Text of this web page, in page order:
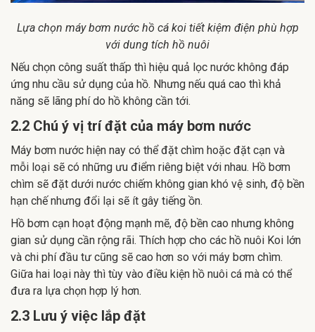
Lựa chọn máy bơm nước hồ cá koi tiết kiệm điện phù hợp
với dung tích hồ nuôi
Nếu chọn công suất thấp thì hiệu quả lọc nước không đáp
ứng nhu cầu sử dụng của hồ. Nhưng nếu quá cao thì khả
năng sẽ lãng phí do hồ không cần tới.
2.2 Chú ý vị trí đặt của máy bơm nước
Máy bơm nước hiện nay có thể đặt chìm hoặc đặt cạn và
mỗi loại sẽ có những ưu điểm riêng biệt với nhau. Hồ bơm
chìm sẽ đặt dưới nước chiếm không gian khó vệ sinh, độ bền
hạn chế nhưng đổi lại sẽ ít gây tiếng ồn.
Hồ bơm cạn hoạt động mạnh mẽ, độ bền cao nhưng không
gian sử dụng cần rộng rãi. Thích hợp cho các hồ nuôi Koi lớn
và chi phí đầu tư cũng sẽ cao hơn so với máy bơm chìm.
Giữa hai loại này thì tùy vào điều kiện hồ nuôi cá mà có thể
đưa ra lựa chọn hợp lý hơn.
2.3 Lưu ý việc lắp đặt